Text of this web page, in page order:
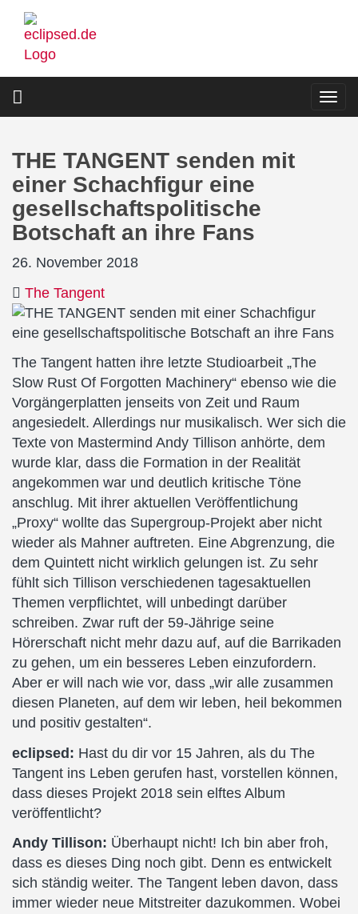
Direkt
zum
Inhalt
THE TANGENT senden mit
einer Schachfigur eine
gesellschaftspolitische
Botschaft an ihre Fans
26. November 2018
The Tangent
The Tangent hatten ihre letzte Studioarbeit „The
Slow Rust Of Forgotten Machinery“ ebenso wie die
Vorgängerplatten jenseits von Zeit und Raum
angesiedelt. Allerdings nur musikalisch. Wer sich die
Texte von Mastermind Andy Tillison anhörte, dem
wurde klar, dass die Formation in der Realität
angekommen war und deutlich kritische Töne
anschlug. Mit ihrer aktuellen Veröffentlichung
„Proxy“ wollte das Supergroup-Projekt aber nicht
wieder als Mahner auftreten. Eine Abgrenzung, die
dem Quintett nicht wirklich gelungen ist. Zu sehr
fühlt sich Tillison verschiedenen tagesaktuellen
Themen verpflichtet, will unbedingt darüber
schreiben. Zwar ruft der 59-Jährige seine
Hörerschaft nicht mehr dazu auf, auf die Barrikaden
zu gehen, um ein besseres Leben einzufordern.
Aber er will nach wie vor, dass „wir alle zusammen
diesen Planeten, auf dem wir leben, heil bekommen
und positiv gestalten“.
eclipsed: Hast du dir vor 15 Jahren, als du The
Tangent ins Leben gerufen hast, vorstellen können,
dass dieses Projekt 2018 sein elftes Album
veröffentlicht?
Andy Tillison: Überhaupt nicht! Ich bin aber froh,
dass es dieses Ding noch gibt. Denn es entwickelt
sich ständig weiter. The Tangent leben davon, dass
immer wieder neue Mitstreiter dazukommen. Wobei